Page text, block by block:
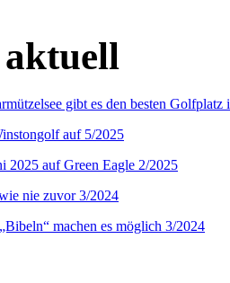
aktuell
gibt es den besten
auf 5/2025
2025 auf Green Eagle 2/2025
nie zuvor 3/2024
machen es möglich 3/2024